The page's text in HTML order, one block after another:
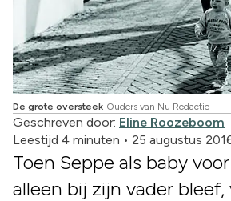
De grote oversteek Ouders van Nu Redactie
Geschreven door: Eline Roozeboom
Leestijd 4 minuten • 25 augustus
Toen Seppe als baby
alleen bij zijn vader